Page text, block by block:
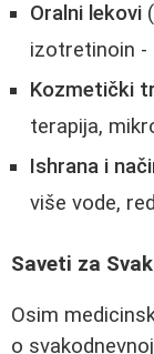
Oralni lekovi
izotretinoin -
Kozmetički
terapija,
Ishrana i
više vode,
Saveti za
Osim
o